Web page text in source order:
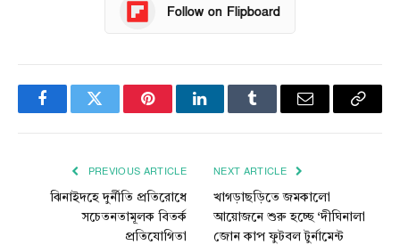
Follow on Flipboard
FacebookTwitter PinterestLinkedInTumblr Email
Copy
PREVIOUS ARTICLE
ঝিনাইদহে দুর্নীতি প্রতিরোধে
সচেতনতামূলক বিতর্ক
প্রতিযোগিতা
NEXT ARTICLE
খাগড়াছড়িতে জমকালো
আয়োজনে শুরু হচ্ছে ‘দীঘিনালা
জোন কাপ ফুটবল টুর্নামেন্ট